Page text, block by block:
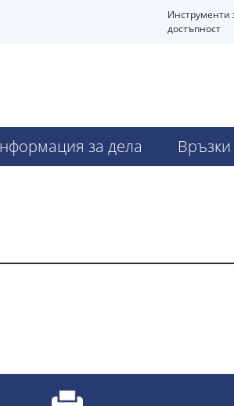
Инструменти
достъпност
за дела Връзки